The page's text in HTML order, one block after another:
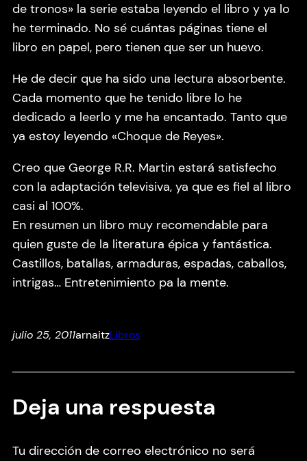
de tronos» la serie estaba leyendo el libro y ya lo
he terminado. No sé cuántas páginas tiene el
libro en papel, pero tienen que ser un huevo.
He de decir que ha sido una lectura absorbente.
Cada momento que he tenido libre lo he
dedicado a leerlo y me ha encantado. Tanto que
ya estoy leyendo «Choque de Reyes».
Creo que George R.R. Martin estará satisfecho
con la adaptación televisiva, ya que es fiel al libro
casi al 100%.
En resumen un libro muy recomendable para
quien guste de la literatura épica y fantástica.
Castillos, batallas, armaduras, espadas, caballos,
intrigas… Entretenimiento pa la mente.
julio 25, 2011arnaitzLibros
Deja una respuesta
Tu dirección de correo electrónico no será